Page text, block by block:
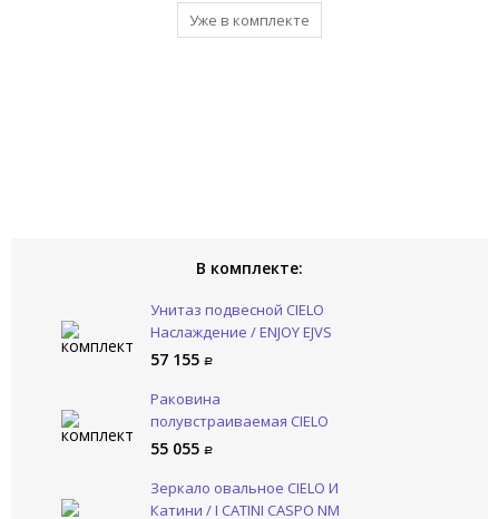
Уже в комплекте
Уже в комплекте
Уже в комплекте
Уже в комплекте
Уже в комплекте
В комплекте:
Унитаз подвесной CIELO
Наслаждение / ENJOY EJVS
AN
57 155
Раковина
полувстраиваемая CIELO
Наслаждение / ENJOY
55 055
Зеркало овальное CIELO И
Катини / I CATINI CASPO NM